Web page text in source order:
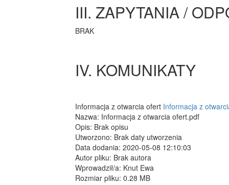
III. ZAPYTANIA /
BRAK
IV. KOMUNIKATY
Informacja z otwarcia ofert Informacja z
Nazwa: Informacja z otwarcia ofert.pdf
Opis: Brak opisu
Utworzono: Brak daty utworzenia
Data dodania: 2020-05-08 12:10:03
Autor pliku: Brak autora
Wprowadził/a: Knut Ewa
Rozmiar pliku: 0.28 MB